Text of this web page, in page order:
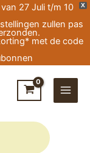
X
27 Juli t/m 10
zullen pas
met de code